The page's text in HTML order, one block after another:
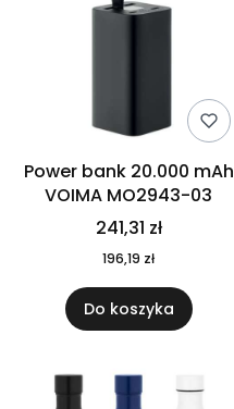
Power bank 20.000 mAh
VOIMA MO2943-03
241,31 zł
196,19 zł
Do koszyka